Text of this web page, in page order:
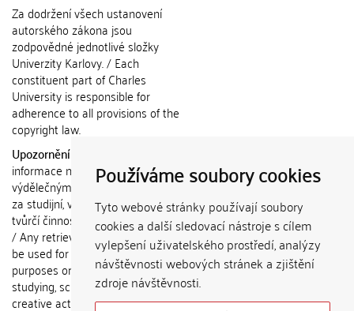
Používáme soubory cookies
Tyto webové stránky používají soubory
cookies a další sledovací nástroje s cílem
vylepšení uživatelského prostředí, analýzy
návštěvnosti webových stránek a zjištění
zdroje návštěvnosti.
Za dodržení všech ustanovení
autorského zákona jsou
zodpovědné jednotlivé složky
Univerzity Karlovy. / Each
constituent part of Charles
University is responsible for
adherence to all provisions of the
copyright law.
Upozornění / Notice:
informace nemohou být použity k
výdělečným účelům nebo vydávány
za studijní, vědeckou nebo jinou
tvůrčí činnost jiné osoby než autora.
/ Any retrieved information shall not
be used for any commercial
purposes or claimed as results of
studying, scientific or any other
creative activities of any person